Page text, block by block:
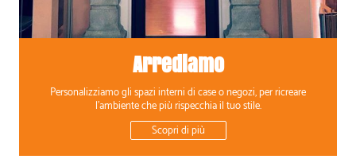
Arrediamo
Personalizziamo gli spazi interni di case o negozi, per ricreare
l'ambiente che più rispecchia il tuo stile.
Scopri di più